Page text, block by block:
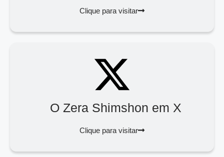
Clique para visitar
O Zera Shimshon em X
Clique para visitar